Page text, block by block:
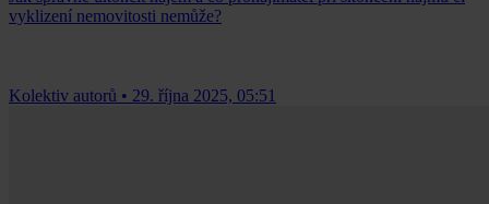
vyklizení nemovitosti nemůže?
Kolektiv autorů • 29. října 2025, 05:51